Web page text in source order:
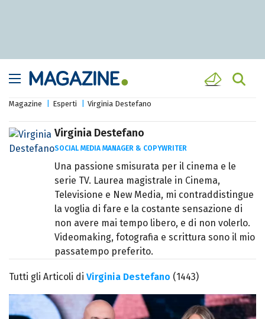
Magazine Esperti Virginia Destefano
Virginia Destefano
SOCIAL MEDIA MANAGER & COPYWRITER
Una passione smisurata per il cinema e le
serie TV. Laurea magistrale in Cinema,
Televisione e New Media, mi contraddistingue
la voglia di fare e la costante sensazione di
non avere mai tempo libero, e di non volerlo.
Videomaking, fotografia e scrittura sono il mio
passatempo preferito.
Tutti gli Articoli di Virginia Destefano (1443)